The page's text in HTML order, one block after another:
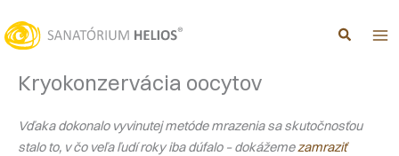
na
obsah
Kryokonzervácia oocytov
Vďaka dokonalo vyvinutej metóde mrazenia sa skutočnosťou
stalo to, v čo veľa ľudí roky iba dúfalo – dokážemezamraziť